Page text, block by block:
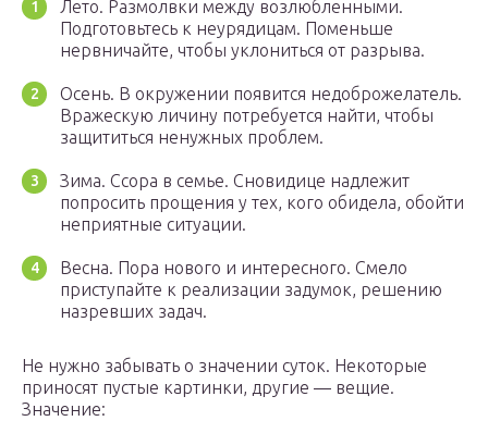
Лето. Размолвки между возлюбленными.
Подготовьтесь к неурядицам. Поменьше
нервничайте, чтобы уклониться от разрыва.
Осень. В окружении появится недоброжелатель.
Вражескую личину потребуется найти, чтобы
защититься ненужных проблем.
Зима. Ссора в семье. Сновидице надлежит
попросить прощения у тех, кого обидела, обойти
неприятные ситуации.
Весна. Пора нового и интересного. Смело
приступайте к реализации задумок, решению
назревших задач.
Не нужно забывать о значении суток. Некоторые
приносят пустые картинки, другие — вещие.
Значение: